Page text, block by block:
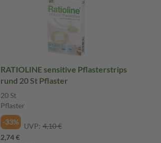
RATIOLINE sensitive Pflasterstrips
rund 20 St Pflaster
20 St
Pflaster
-33%
UVP: 4,10 €
2,74 €